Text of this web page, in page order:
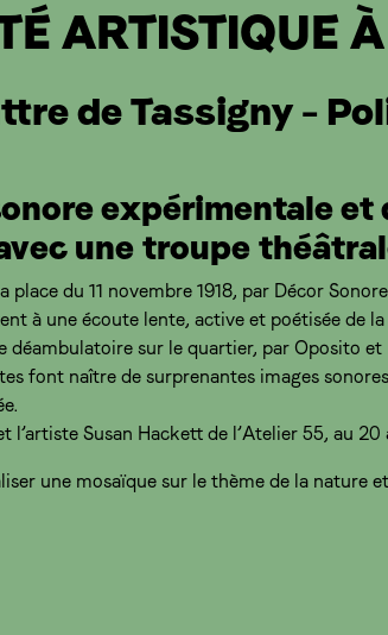
ARTISTIQUE
de Tassigny –
expérimentale et
une troupe
place du 11 novembre 1918, par Décor Sonore
à une écoute lente, active et poétisée de
déambulatoire sur le quartier, par Oposito et
font naître de surprenantes images
Susan Hackett de l’Atelier 55, au 20
une mosaïque sur le thème de la nature